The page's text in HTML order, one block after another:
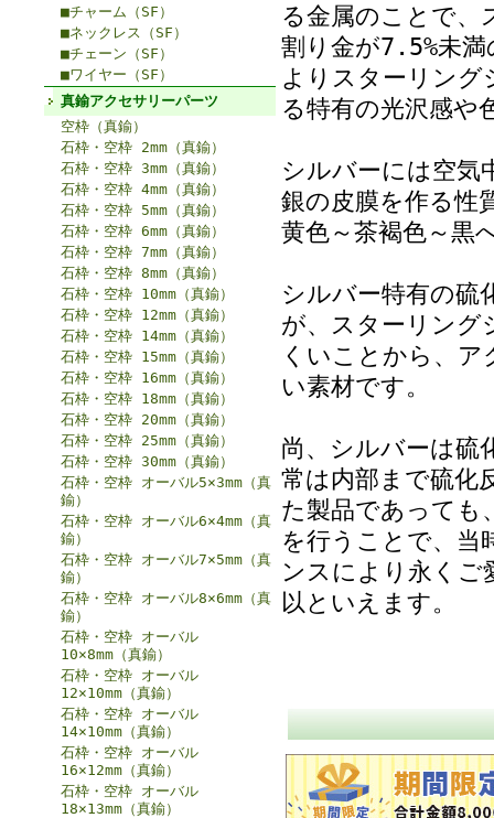
■チャーム（SF）
■ネックレス（SF）
■チェーン（SF）
■ワイヤー（SF）
真鍮アクセサリーパーツ
空枠（真鍮）
石枠・空枠 2mm（真鍮）
石枠・空枠 3mm（真鍮）
石枠・空枠 4mm（真鍮）
石枠・空枠 5mm（真鍮）
石枠・空枠 6mm（真鍮）
石枠・空枠 7mm（真鍮）
石枠・空枠 8mm（真鍮）
石枠・空枠 10mm（真鍮）
石枠・空枠 12mm（真鍮）
石枠・空枠 14mm（真鍮）
石枠・空枠 15mm（真鍮）
石枠・空枠 16mm（真鍮）
石枠・空枠 18mm（真鍮）
石枠・空枠 20mm（真鍮）
石枠・空枠 25mm（真鍮）
石枠・空枠 30mm（真鍮）
石枠・空枠 オーバル5×3mm（真
鍮）
石枠・空枠 オーバル6×4mm（真
鍮）
石枠・空枠 オーバル7×5mm（真
鍮）
石枠・空枠 オーバル8×6mm（真
鍮）
石枠・空枠 オーバル
10×8mm（真鍮）
石枠・空枠 オーバル
12×10mm（真鍮）
石枠・空枠 オーバル
14×10mm（真鍮）
石枠・空枠 オーバル
16×12mm（真鍮）
石枠・空枠 オーバル
18×13mm（真鍮）
る金属のことで、
割り金が7.5%未
よりスターリング
る特有の光沢感や
シルバーには空
銀の皮膜を作る性
黄色～茶褐色～黒
シルバー特有の硫
が、スターリング
くいことから、ア
い素材です。
尚、シルバーは硫
常は内部まで硫化
た製品であっても
を行うことで、当
ンスにより永くご
以といえます。